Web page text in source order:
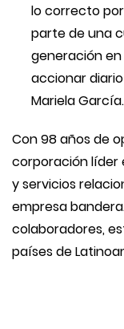
lo correcto
parte de una
generación
accionar
Mariela García.
Con 98 años de
corporación líder
y servicios
empresa
colaboradores,
países de